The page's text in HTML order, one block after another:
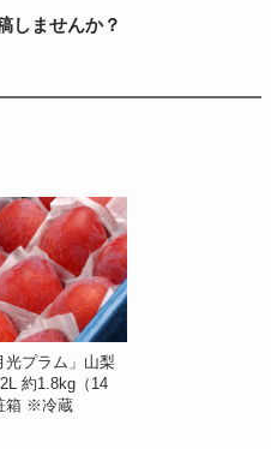
しませんか？
光プラム」山梨
約1.8kg（14
箱 ※冷蔵